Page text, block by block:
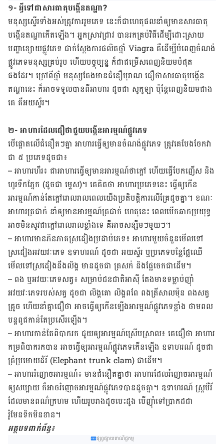
១- អ្វី​ទៅ​ជា​សារធាតុ​បង្កើន​តណ្ហា?
មនុស្ស​ស្ទើរ​ទាំង​អស់​ត្រូវការ​រួម​ភេទ នេះ​ក៏ជា​ហេតុ​ផល​​នាំ​ឲ្យ​មាន​សារធាតុ​
បង្កើន​តណ្ហា​កើត​ឡើង។ អ្នក​ស្រាវ​ជ្រាវ​ បាន​រកគ្រប់​វិធី​ដើម្បី​ដោះ​ស្រាយ​
បញ្ហាខ្សោយ​ផ្លូវ​ភេទ ជាក់​ស្តែង​ការ​ផលិត​ថ្នាំ Viagra គឺ​ដើម្បី​បំពេញ​ចំណង់​
ផ្លូវ​ភេទ​មនុស្ស​គ្រប់​រូប ហើយ​បច្ចុប្បន្ន ក៏​​ជា​ជម្រើស​ពេញ​និយម​បំផុត
ផងដែរ។ ក្រៅ​ពី​ថ្នាំ ​មនុស្សតែង​មាន​ជំនឿ​បុរាណ​ ជឿថា​សារធាតុ​បង្កើន​
តណ្ហា​នេះ ក៏​អាច​ទទួល​បាន​ពី​អាហារ​ ដូច​ជា សូកូឡា ប៉ុន្តែពេញ​និយម​ជាង​
គេ គឺអយស្ទ័រ។
២- អាហារ​ដែល​ជឿ​ថា​ជួយ​បង្កើន​អារម្មណ៍​ផ្លូវ​ភេទ
បើ​ផ្ដោត​លើ​ជំនឿ​តៗគ្នា អាហារ​ធ្វើ​ឲ្យ​មាន​ចំណង់​ផ្លូវ​ភេទ ត្រូវគេ​​បែង​ចែក​វា​
ជា ​៥ ​ប្រភេទដូចជា៖
– អាហារ​ហឹរ៖​ ជា​អាហារ​​ធ្វើ​ឲ្យ​មាន​អារម្មណ៍ថា​ក្ដៅ ហើយ​ធ្វើបែក​​ញើស​ និង​
ហូរ​ទឹក​ភ្នែក (ដូច​ជា​ ម្ទេស)។ គេ​គិត​ថា ​អាហារ​ប្រភេទ​នេះ ធ្វើ​ឲ្យ​កើន​​
អារម្មណ៍កាន់​តែ​ក្ដៅរោល​រាល​ពេល​យើង​ប្រតិបត្តិ​ការ​​លើ​គ្រែដូច​គ្នា។ ខណៈ​
អាហារ​ត្រជាក់ ​នាំ​ឲ្យ​មាន​អារម្មណ៍​ត្រជាក់ ហេតុនេះ ពេល​បើក​ឆាក​ប្រយុទ្ធ​
អាច​មិន​សូវ​ជា​ក្តៅ​រោលរាល​ខ្លាំងទេ គឺអាចសន្សឹមៗមួយៗ។
– អាហារ​មាន​ភិនភាគ​ស្រដៀង​ប្រដាប់​ភេទ៖ អាហារ​មួយ​ចំនួន​មើល​ទៅ​
ស្រដៀង​អវយវៈ​ភេទ ឧទាហរណ៍​ ដូច​ជា អយស្ទ័រ​ ឬ​ប្រភេទ​បន្លែ​ផ្លែ​ឈើ ​
មើល​ទៅ​ស្រដៀង​នឹង​លិង្គ​ ​មាន​ដូច​ជា ត្រសក់ និង​ផ្លែ​ចេក​ជា​ដើម។
– ពង ឬអវយៈភេទ​សត្វ៖ សម្រាប់​ជនជាតិ​អាស៊ី តែង​មាន​ទម្លាប់ញ៉ាំ
អវយវៈភេទរបស់​សត្វ​​ ដូច​ជា លិង្គគោ លិង្គពពែ ពង​ត្រី​សាលម៉ុន ពង​សត្វ​
គ្រួច ហើយ​នាំ​គ្នា​ជឿថា ​អាច​ធ្វើ​ឲ្យ​កើន​ឡើង​អារម្មណ៍​ផ្លូវ​ភេទ​ខ្លាំង ​ថាមពល​
បន្ត​ពូជកាន់​តែ​​ប្រសើរ​ឡើង។
– អាហារកាន់​តែ​ពិបាក​រក ជួយ​ឲ្យអារម្មណ៍​ស្រើប​ស្រាល៖ គេជឿ​ថា ​អាហារ​
កម្រ​ពិបាក​រក​បាន អាច​ធ្វើ​ឲ្យ​អារម្មណ៍​ផ្លូវ​ភេទ​កើន​ឡើង ឧទាហរណ៍ ​ដូច​ជា
គ្រំ​ប្រមោយ​ដំរី (Elephant trunk clam) ជា​ដើម។
– អាហាររំញោច​អារម្មណ៍៖ មាន​ជំនឿ​តគ្នា​ថា ​អាហារ​ដែល​រំញោច​អារម្មណ៍​
ឲ្យ​សប្បាយ​ ក៏​អាច​រំញោច​អារម្មណ៍​ផ្លូវភេទ​បានដូច​គ្នា។ ឧទាហរណ៍ ស្ត្របឺរី
ដែល​មាន​ពណ៌​ក្រហម ​ហើយ​រូបរាង​ដូច​បេះដូង បើ​ញ៉ាំ​ទៅ​ប្រាកដ​ជា​
រ៉ូមែនទិក​មិន​ខាន។
អត្ថបទ​ពាក់ព័ន្ធ៖
ផ្សព្វផ្សាយពាណិជ្ជកម្ម